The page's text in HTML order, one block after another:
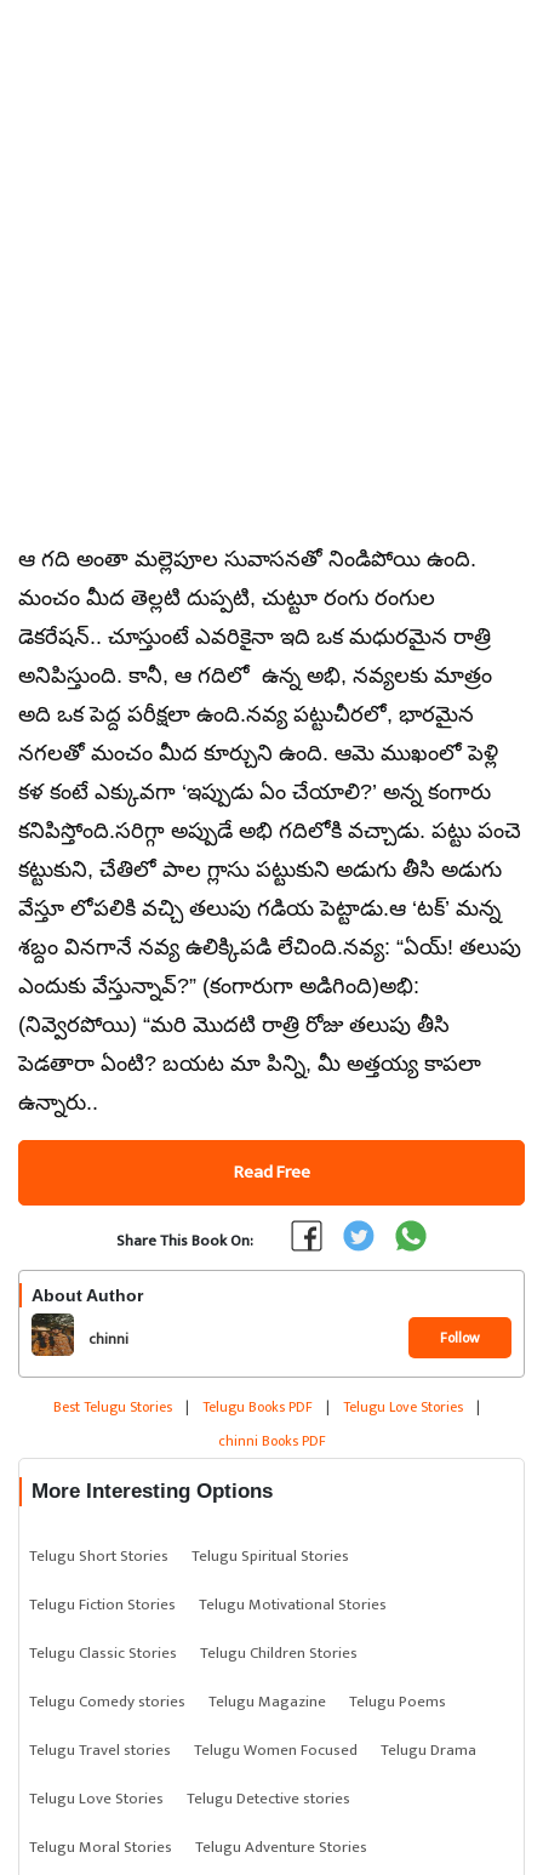
ఆ గది అంతా మల్లెపూల సువాసనతో నిండిపోయి ఉంది.
మంచం మీద తెల్లటి దుప్పటి, చుట్టూ రంగు రంగుల
డెకరేషన్.. చూస్తుంటే ఎవరికైనా ఇది ఒక మధురమైన రాత్రి
అనిపిస్తుంది. కానీ, ఆ గదిలో ఉన్న అభి, నవ్యలకు మాత్రం
అది ఒక పెద్ద పరీక్షలా ఉంది.నవ్య పట్టుచీరలో, భారమైన
నగలతో మంచం మీద కూర్చుని ఉంది. ఆమె ముఖంలో పెళ్లి
కళ కంటే ఎక్కువగా ‘ఇప్పుడు ఏం చేయాలి?’ అన్న కంగారు
కనిపిస్తోంది.సరిగ్గా అప్పుడే అభి గదిలోకి వచ్చాడు. పట్టు పంచె
కట్టుకుని, చేతిలో పాల గ్లాసు పట్టుకుని అడుగు తీసి అడుగు
వేస్తూ లోపలికి వచ్చి తలుపు గడియ పెట్టాడు.ఆ ‘టక్’ మన్న
శబ్దం వినగానే నవ్య ఉలిక్కిపడి లేచింది.నవ్య: “ఏయ్! తలుపు
ఎందుకు వేస్తున్నావ్?” (కంగారుగా అడిగింది)అభి:
(నివ్వెరపోయి) “మరి మొదటి రాత్రి రోజు తలుపు తీసి
పెడతారా ఏంటి? బయట మా పిన్ని, మీ అత్తయ్య కాపలా
ఉన్నారు..
Read Free
Share This Book On:
About Author
chinni Follow
Best Telugu Stories | Telugu Books PDF | Telugu Love Stories |
chinni Books PDF
More Interesting Options
Telugu Short Stories
Telugu Spiritual Stories
Telugu Fiction Stories
Telugu Motivational Stories
Telugu Classic Stories
Telugu Children Stories
Telugu Comedy stories
Telugu Magazine
Telugu Poems
Telugu Travel stories
Telugu Women Focused
Telugu Drama
Telugu Love Stories
Telugu Detective stories
Telugu Moral Stories
Telugu Adventure Stories